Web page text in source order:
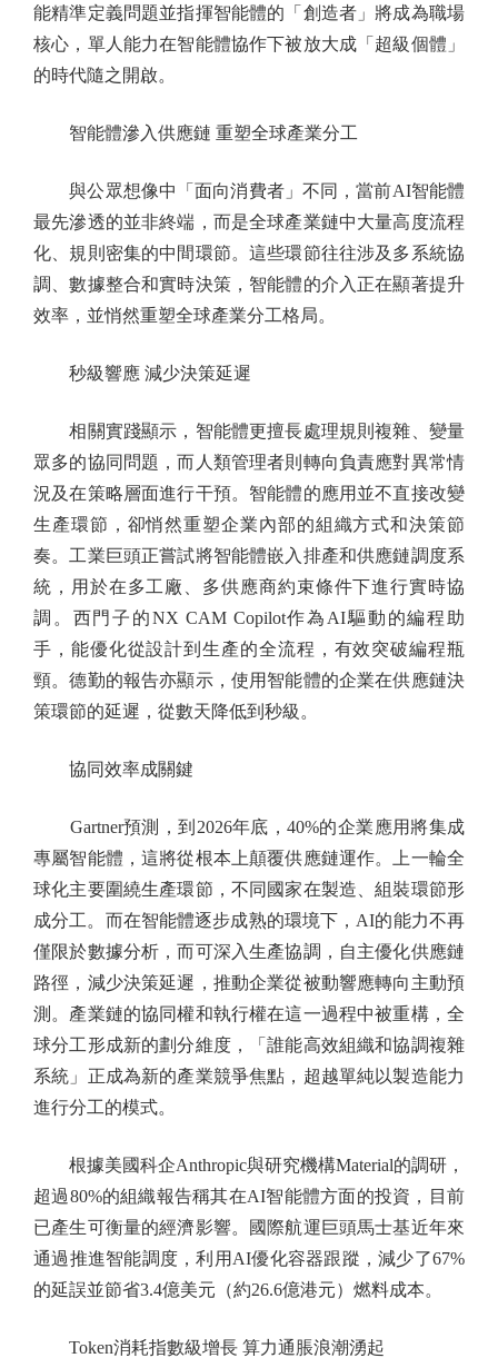
能精準定義問題並指揮智能體的「創造者」將成為職場
核心，單人能力在智能體協作下被放大成「超級個體」
的時代隨之開啟。
智能體滲入供應鏈 重塑全球產業分工
與公眾想像中「面向消費者」不同，當前AI智能體
最先滲透的並非終端，而是全球產業鏈中大量高度流程
化、規則密集的中間環節。這些環節往往涉及多系統協
調、數據整合和實時決策，智能體的介入正在顯著提升
效率，並悄然重塑全球產業分工格局。
秒級響應 減少決策延遲
相關實踐顯示，智能體更擅長處理規則複雜、變量
眾多的協同問題，而人類管理者則轉向負責應對異常情
況及在策略層面進行干預。智能體的應用並不直接改變
生產環節，卻悄然重塑企業內部的組織方式和決策節
奏。工業巨頭正嘗試將智能體嵌入排產和供應鏈調度系
統，用於在多工廠、多供應商約束條件下進行實時協
調。西門子的NX CAM Copilot作為AI驅動的編程助
手，能優化從設計到生產的全流程，有效突破編程瓶
頸。德勤的報告亦顯示，使用智能體的企業在供應鏈決
策環節的延遲，從數天降低到秒級。
協同效率成關鍵
Gartner預測，到2026年底，40%的企業應用將集成
專屬智能體，這將從根本上顛覆供應鏈運作。上一輪全
球化主要圍繞生產環節，不同國家在製造、組裝環節形
成分工。而在智能體逐步成熟的環境下，AI的能力不再
僅限於數據分析，而可深入生產協調，自主優化供應鏈
路徑，減少決策延遲，推動企業從被動響應轉向主動預
測。產業鏈的協同權和執行權在這一過程中被重構，全
球分工形成新的劃分維度，「誰能高效組織和協調複雜
系統」正成為新的產業競爭焦點，超越單純以製造能力
進行分工的模式。
根據美國科企Anthropic與研究機構Material的調研，
超過80%的組織報告稱其在AI智能體方面的投資，目前
已產生可衡量的經濟影響。國際航運巨頭馬士基近年來
通過推進智能調度，利用AI優化容器跟蹤，減少了67%
的延誤並節省3.4億美元（約26.6億港元）燃料成本。
Token消耗指數級增長 算力通脹浪潮湧起